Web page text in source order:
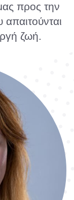
προς την
ζωή.